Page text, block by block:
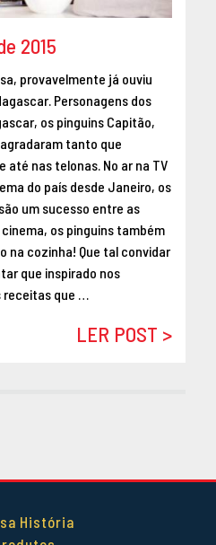
2015
2015
2015
2015
2015
2014
2014
2014
2014
2014
2014
2015
provavelmente já ouviu
Personagens dos
os pinguins Capitão,
tanto que
até nas telonas. No ar na TV
do país desde Janeiro, os
um sucesso entre as
os pinguins também
na cozinha! Que tal convidar
que inspirado nos
receitas que …
LER POST >
História